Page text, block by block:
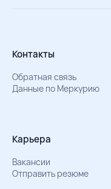
Контакты
Обратная связь
Данные по Меркурию
Карьера
Вакансии
Отправить резюме